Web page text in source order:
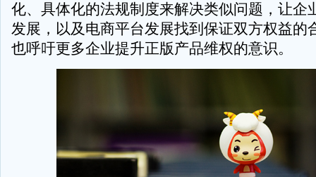
化、具体化的法规制度来解决类似问题，让企
发展，以及电商平台发展找到保证双方权益的
也呼吁更多企业提升正版产品维权的意识。